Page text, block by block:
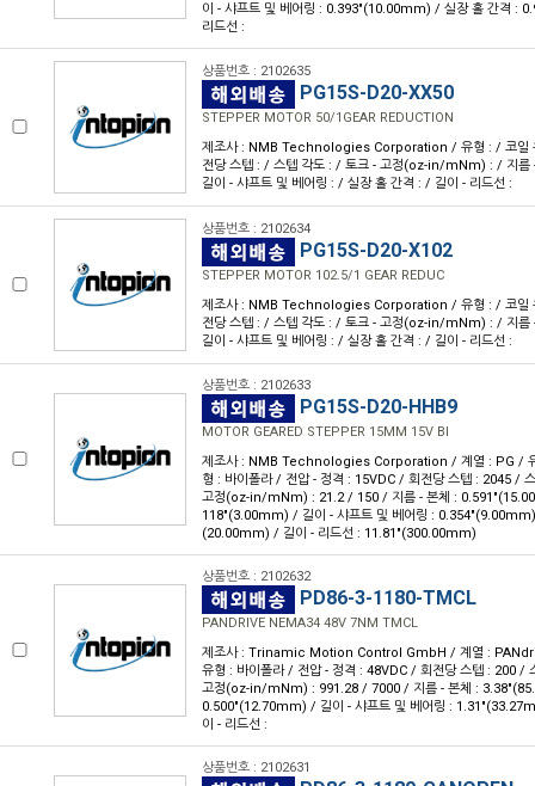
이 - 샤프트 및 베어링 : 0.393"(10.00mm) / 실장 홀 간격 :
리드선 :
상품번호 : 2102635
PG15S-D20-XX50
STEPPER MOTOR 50/1GEAR REDUCTION
제조사 : NMB Technologies Corporation / 유형 : / 코일
전당 스텝 : / 스텝 각도 : / 토크 - 고정(oz-in/mNm) : / 지름
길이 - 샤프트 및 베어링 : / 실장 홀 간격 : / 길이 - 리드선 :
상품번호 : 2102634
PG15S-D20-X102
STEPPER MOTOR 102.5/1 GEAR REDUC
제조사 : NMB Technologies Corporation / 유형 : / 코일
전당 스텝 : / 스텝 각도 : / 토크 - 고정(oz-in/mNm) : / 지름
길이 - 샤프트 및 베어링 : / 실장 홀 간격 : / 길이 - 리드선 :
상품번호 : 2102633
PG15S-D20-HHB9
MOTOR GEARED STEPPER 15MM 15V BI
제조사 : NMB Technologies Corporation / 계열 : PG /
형 : 바이폴라 / 전압 - 정격 : 15VDC / 회전당 스텝 : 2045 /
고정(oz-in/mNm) : 21.2 / 150 / 지름 - 본체 :
118"(3.00mm) / 길이 - 샤프트 및 베어링 :
(20.00mm) / 길이 - 리드선 : 11.81"(300.00mm)
상품번호 : 2102632
PD86-3-1180-TMCL
PANDRIVE NEMA34 48V 7NM TMCL
제조사 : Trinamic Motion Control GmbH / 계열 :
유형 : 바이폴라 / 전압 - 정격 : 48VDC / 회전당 스텝 : 200 /
고정(oz-in/mNm) : 991.28 / 7000 / 지름 - 본체 :
0.500"(12.70mm) / 길이 - 샤프트 및 베어링 :
이 - 리드선 :
상품번호 : 2102631